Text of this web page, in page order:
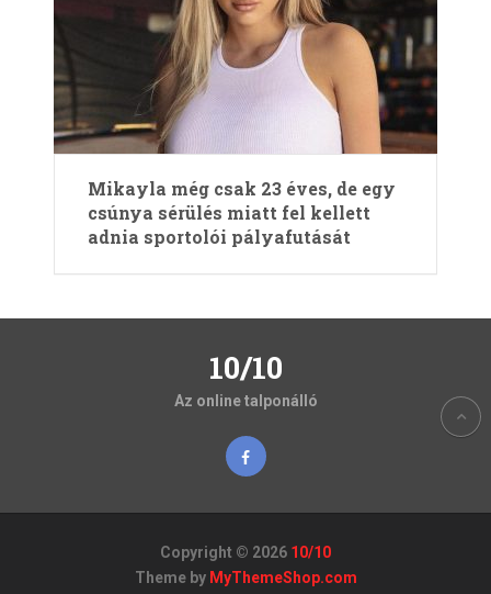
Mikayla még csak 23 éves, de egy
csúnya sérülés miatt fel kellett
adnia sportolói pályafutását
10/10
Az online talponálló
Copyright © 2026 10/10
Theme by MyThemeShop.com